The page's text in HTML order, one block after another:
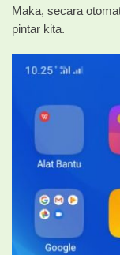
Maka, secara
pintar kita.